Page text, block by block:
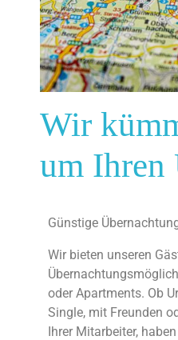
Wir
um Ihren
Günstige
Wir bieten unseren
oder Apartments. Ob
Single, mit Freunden
Ihrer Mitarbeiter,